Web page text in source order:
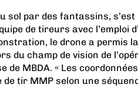
sol par des fantassins,
de tireurs avec l’emploi
le drone a permis
du champ de vision de
de MBDA. « Les
tir MMP selon une